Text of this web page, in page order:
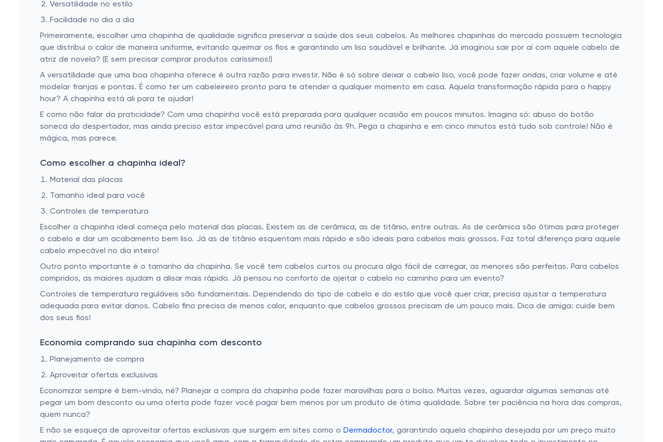
Versatilidade no estilo
Facilidade no dia a dia
Primeiramente, escolher uma chapinha de qualidade significa preservar a saúde dos seus cabelos. As melhores chapinhas do mercado possuem tecnologia
que distribui o calor de maneira uniforme, evitando queimar os fios e garantindo um liso saudável e brilhante. Já imaginou sair por aí com aquele cabelo de
atriz de novela? (E sem precisar comprar produtos caríssimos!)
A versatilidade que uma boa chapinha oferece é outra razão para investir. Não é só sobre deixar o cabelo liso, você pode fazer ondas, criar volume e até
modelar franjas e pontas. É como ter um cabeleireiro pronto para te atender a qualquer momento em casa. Aquela transformação rápida para o happy
hour? A chapinha está ali para te ajudar!
E como não falar da praticidade? Com uma chapinha você está preparada para qualquer ocasião em poucos minutos. Imagina só: abuso do botão
soneca do despertador, mas ainda preciso estar impecável para uma reunião às 9h. Pega a chapinha e em cinco minutos está tudo sob controle! Não é
mágica, mas parece.
Como escolher a chapinha ideal?
Material das placas
Tamanho ideal para você
Controles de temperatura
Escolher a chapinha ideal começa pelo material das placas. Existem as de cerâmica, as de titânio, entre outras. As de cerâmica são ótimas para proteger
o cabelo e dar um acabamento bem liso. Já as de titânio esquentam mais rápido e são ideais para cabelos mais grossos. Faz total diferença para aquele
cabelo impecável no dia inteiro!
Outro ponto importante é o tamanho da chapinha. Se você tem cabelos curtos ou procura algo fácil de carregar, as menores são perfeitas. Para cabelos
compridos, as maiores ajudam a alisar mais rápido. Já pensou no conforto de ajeitar o cabelo no caminho para um evento?
Controles de temperatura reguláveis são fundamentais. Dependendo do tipo de cabelo e do estilo que você quer criar, precisa ajustar a temperatura
adequada para evitar danos. Cabelo fino precisa de menos calor, enquanto que cabelos grossos precisam de um pouco mais. Dica de amiga: cuide bem
dos seus fios!
Economia comprando sua chapinha com desconto
Planejamento de compra
Aproveitar ofertas exclusivas
Economizar sempre é bem-vindo, né? Planejar a compra da chapinha pode fazer maravilhas para o bolso. Muitas vezes, aguardar algumas semanas até
pegar um bom desconto ou uma oferta pode fazer você pagar bem menos por um produto de ótima qualidade. Sobre ter paciência na hora das compras,
quem nunca?
E não se esqueça de aproveitar ofertas exclusivas que surgem em sites como o Dermadoctor, garantindo aquela chapinha desejada por um preço muito